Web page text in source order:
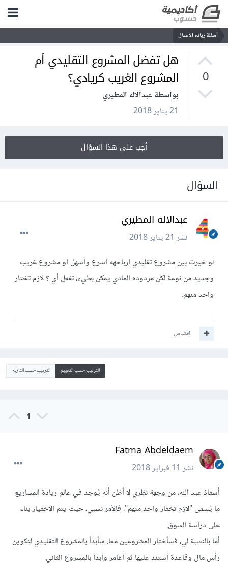
أسئلة ريادة الأعمال
0
هل تفضل المشروع التقليدي أم
المشروع الغريب كريادي؟
بواسطة عبدالاله المطيري
21 يناير 2018
أجب على هذا السؤال
السؤال
عبدالاله المطيري
نشر21 يناير 2018
لو خيرت بين مشروع تقليدي ارباحهه اسرع وأسهل او مشروع غريب
وجديد من نوعة لكن مردوده المادي يمكن بطيء، تفعل أي ؟ لازم تختار
واحد منهم.
اقتباس
الترتيب حسب التقييم الترتيب حسب التاريخ
1
Fatma Abdeldaem
نشر11 فبراير 2018
أستاذ عبد الله، من وجهة نظري لا أظن أنه يُوجد في عالم ريادة المشاريع
ما يُسمى "لازم تختار واحد منهم". فالأمر نسبي، حيث يتم الاختيار بناء
على دراسة السوق.
أما بالنسبة لي، فسأختار المشروعين معا. سأبدأ بالمشروع التقليدي لتكوين
رأس مال وقاعدة أستند عليها ثم أُغامر وأبدأ بالمشروع الثاني.